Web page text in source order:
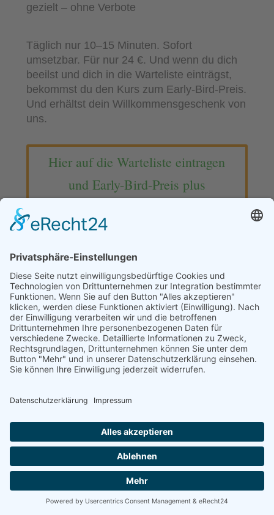
gezielt – ohne Verbote
Täglich nur 10–15 Minuten. Sofort
umsetzbar. Für nur 24 €. Und wenn du dich
beeilst und dich in die Warteliste einträgst,
bekommst du den Kurs zum Early-Bird-Preis.
Und erhältst dein Willkommensgeschenk von
uns.
Hier auf die Warteliste eintragen
und Early-Bird-Preis plus
Fazit: Dein Stoffwechsel wartet auf
das richtige Signal
Die Gewichtszunahme in den Wechseljahren
ist keine unvermeidliche Schicksalsfügung.
Sie ist eine biologische Reaktion auf
hormonelle Veränderungen – und biologische
Reaktionen kannst du mit den richtigen
Signalen beeinflussen.
kurzfristigen Tricks. Sie sind systemische
Anpassungen, die mit deiner veränderten
Biologie arbeiten statt gegen sie.
Du brauchst keine Crash-Diät. Du brauchst
keine Verbote. Kein Kalorienzählen oder